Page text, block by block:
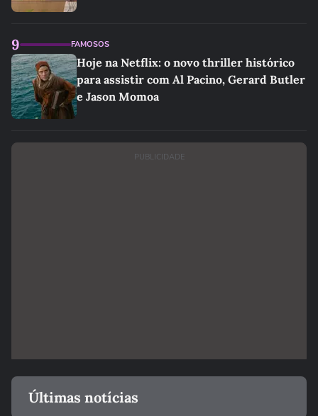
9 FAMOSOS
Hoje na Netflix: o novo thriller histórico
para assistir com Al Pacino, Gerard Butler
e Jason Momoa
PUBLICIDADE
Últimas notícias